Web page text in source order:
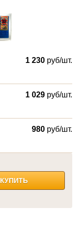
1 230 руб/шт.
1 029 руб/шт.
980 руб/шт.
КУПИТЬ